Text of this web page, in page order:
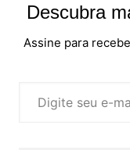
Descubra
Assine para